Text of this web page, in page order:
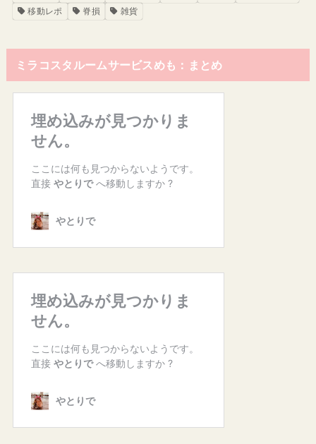
移動レポ 脊損 雑貨
ミラコスタルームサービスめも：まとめ